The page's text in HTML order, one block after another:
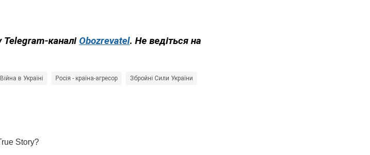
Telegram-каналі Obozrevatel. Не ведіться на
Війна в Україні Росія - країна-агресор Збройні Сили України